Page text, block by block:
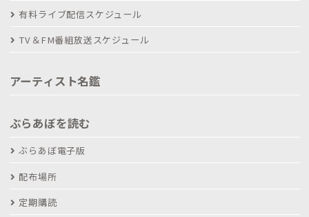
有料ライブ配信スケジュール
TV＆FM番組放送スケジュール
アーティスト名鑑
ぶらあぼを読む
ぶらあぼ電子版
配布場所
定期購読